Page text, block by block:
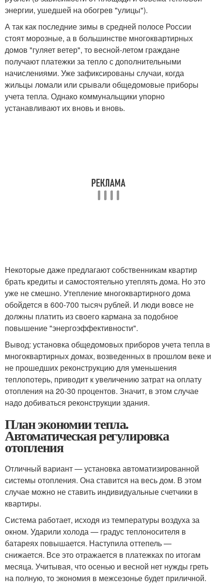
энергии, ушедшей на обогрев "улицы").
А так как последние зимы в средней полосе России
стоят морозные, а в большинстве многоквартирных
домов "гуляет ветер", то весной-летом граждане
получают платежки за тепло с дополнительными
начислениями. Уже зафиксированы случаи, когда
жильцы ломали или срывали общедомовые приборы
учета тепла. Однако коммунальщики упорно
устанавливают их вновь и вновь.
Некоторые даже предлагают собственникам квартир
брать кредиты и самостоятельно утеплять дома. Но это
уже не смешно. Утепление многоквартирного дома
обойдется в 600-700 тысяч рублей. И люди вовсе не
должны платить из своего кармана за подобное
повышение "энергоэффективности".
Вывод: установка общедомовых приборов учета тепла в
многоквартирных домах, возведенных в прошлом веке и
не прошедших реконструкцию для уменьшения
теплопотерь, приводит к увеличению затрат на оплату
отопления на 20-30 процентов. Значит, в этом случае
надо добиваться реконструкции здания.
План экономии тепла.
Автоматическая регулировка
отопления
Отличный вариант — установка автоматизированной
системы отопления. Она ставится на весь дом. В этом
случае можно не ставить индивидуальные счетчики в
квартиры.
Система работает, исходя из температуры воздуха за
окном. Ударили холода — градус теплоносителя в
батареях повышается. Наступила оттепель —
снижается. Все это отражается в платежках по итогам
месяца. Учитывая, что осенью и весной нет нужды греть
на полную, то экономия в межсезонье будет приличной.